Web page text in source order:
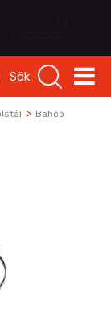
Sök
> Bahco